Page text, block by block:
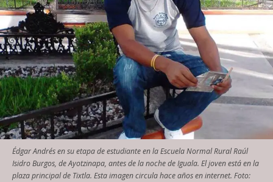
Édgar Andrés en su etapa de estudiante en la Escuela Normal Rural Raúl
Isidro Burgos, de Ayotzinapa, antes de la noche de Iguala. El joven está en la
plaza principal de Tixtla. Esta imagen circula hace años en internet. Foto: